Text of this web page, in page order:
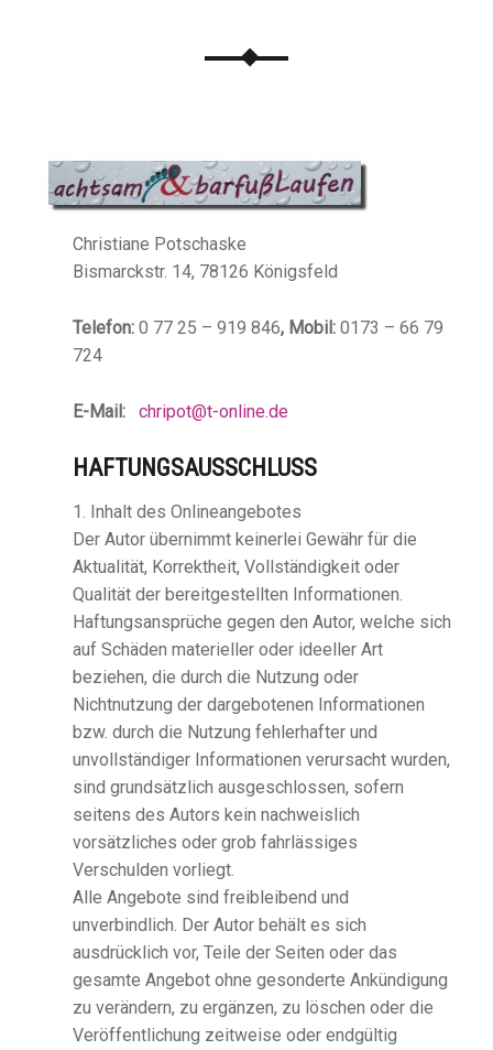
Christiane Potschaske
Bismarckstr. 14, 78126 Königsfeld
Telefon: 0 77 25 – 919 846, Mobil:0173 – 66 79
724
E-Mail: chripot@t-online.de
HAFTUNGSAUSSCHLUSS
1. Inhalt des Onlineangebotes
Der Autor übernimmt keinerlei Gewähr für die
Aktualität, Korrektheit, Vollständigkeit oder
Qualität der bereitgestellten Informationen.
Haftungsansprüche gegen den Autor, welche sich
auf Schäden materieller oder ideeller Art
beziehen, die durch die Nutzung oder
Nichtnutzung der dargebotenen Informationen
bzw. durch die Nutzung fehlerhafter und
unvollständiger Informationen verursacht wurden,
sind grundsätzlich ausgeschlossen, sofern
seitens des Autors kein nachweislich
vorsätzliches oder grob fahrlässiges
Verschulden vorliegt.
Alle Angebote sind freibleibend und
unverbindlich. Der Autor behält es sich
ausdrücklich vor, Teile der Seiten oder das
gesamte Angebot ohne gesonderte Ankündigung
zu verändern, zu ergänzen, zu löschen oder die
Veröffentlichung zeitweise oder endgültig